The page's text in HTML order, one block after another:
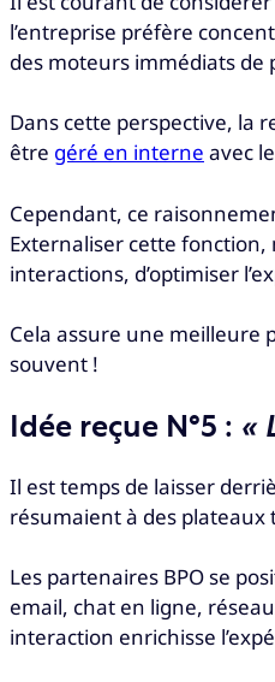
l’entreprise préfère
des moteurs immédiats
Dans cette perspective, la
être géré en interne avec
Cependant, ce
Externaliser cette fonction,
interactions, d’optimiser
Cela assure une meilleure
souvent !
Idée reçue N°5 : «
Il est temps de laisser
résumaient à des
Les partenaires BPO se
email, chat en ligne,
interaction enrichisse